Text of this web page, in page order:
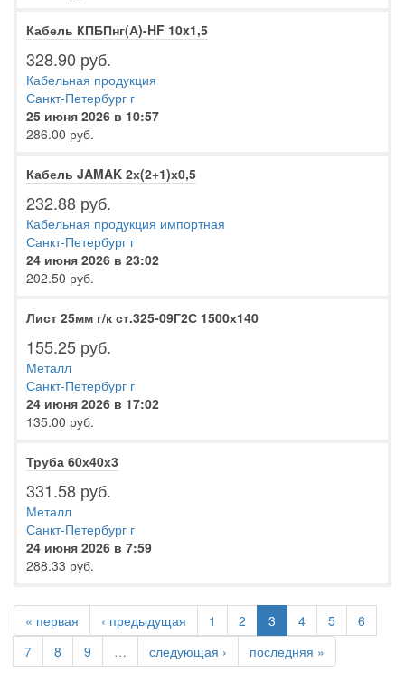
Кабель КПБПнг(А)-HF 10x1,5
328.90 руб.
Кабельная продукция
Санкт-Петербург г
25 июня 2026 в 10:57
286.00 руб.
Кабель JAMAK 2х(2+1)х0,5
232.88 руб.
Кабельная продукция импортная
Санкт-Петербург г
24 июня 2026 в 23:02
202.50 руб.
Лист 25мм г/к ст.325-09Г2С 1500х140
155.25 руб.
Металл
Санкт-Петербург г
24 июня 2026 в 17:02
135.00 руб.
Труба 60х40х3
331.58 руб.
Металл
Санкт-Петербург г
24 июня 2026 в 7:59
288.33 руб.
« первая ‹ предыдущая 1 2 3 4 5
6
7
8 9 … следующая › последняя »